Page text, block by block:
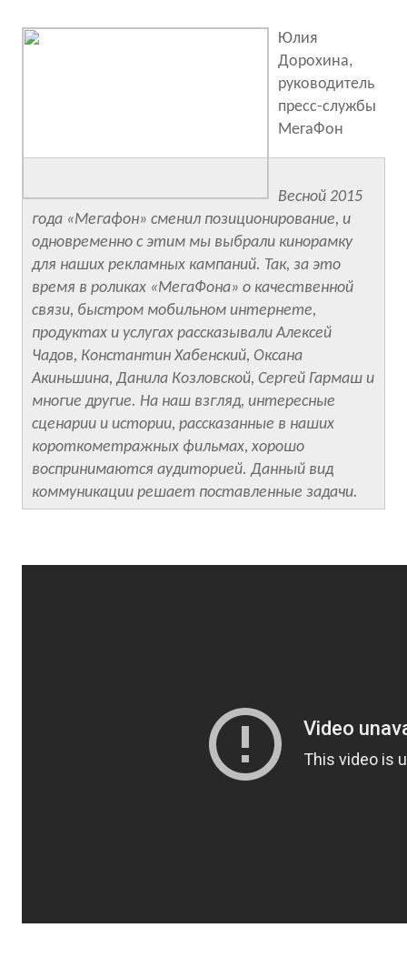
Юлия
Дорохина,
руководитель
пресс-службы
МегаФон
Весной 2015
года «Мегафон» сменил позиционирование, и
одновременно с этим мы выбрали кинорамку
для наших рекламных кампаний. Так, за это
время в роликах «МегаФона» о качественной
связи, быстром мобильном интернете,
продуктах и услугах рассказывали Алексей
Чадов, Константин Хабенский, Оксана
Акиньшина, Данила Козловской, Сергей Гармаш и
многие другие. На наш взгляд, интересные
сценарии и истории, рассказанные в наших
короткометражных фильмах, хорошо
воспринимаются аудиторией. Данный вид
коммуникации решает поставленные задачи.